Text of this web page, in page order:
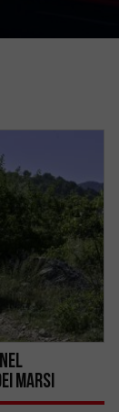
MARSI